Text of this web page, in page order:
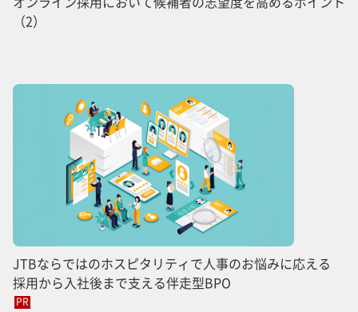
（2）
JTBならではのホスピタリティで人事のお悩みに応える
採用から入社後まで支える伴走型BPO
PR